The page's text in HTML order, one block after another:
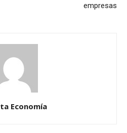
empresas
Economía